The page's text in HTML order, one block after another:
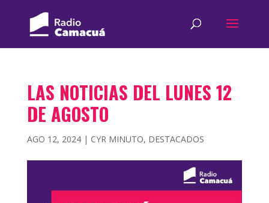
LAS NOTICIAS DEL LUNES 12
DE AGOSTO
AGO 12, 2024| CYR MINUTO, DESTACADOS